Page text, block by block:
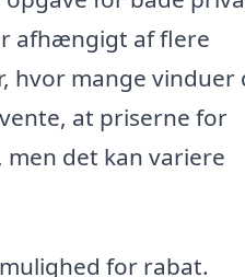
afhængigt af flere
hvor mange vinduer
at priserne for
det kan variere
for rabat.